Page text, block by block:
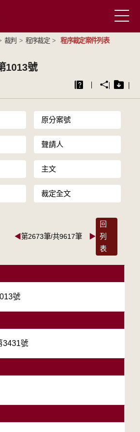
裁判 > 程序裁定 > 程序裁定案件列表
1013號
原分案號
聲請人
主文
裁定全文
◀第2673筆/共9617筆 ▶
回
列
表
號
3431號